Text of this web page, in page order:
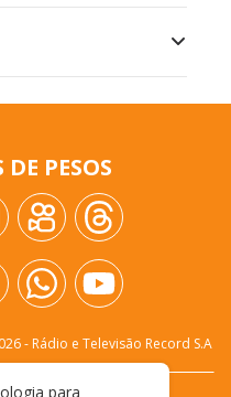
DE PESOS
- Rádio e Televisão Record S.A
para